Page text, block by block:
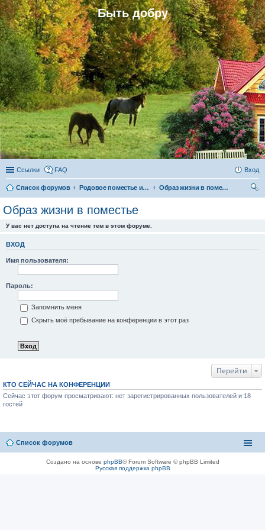
Быть добру
Ссылки FAQ Вход
Список форумов Родовое поместье и родовое поселение
Образ жизни в поместье
Образ жизни в поместье
У вас нет доступа на чтение тем в этом форуме.
ВХОД
Имя пользователя:
Пароль:
Запомнить меня
Скрыть моё пребывание на конференции в этот раз
Перейти
КТО СЕЙЧАС НА КОНФЕРЕНЦИИ
Сейчас этот форум просматривают: нет зарегистрированных пользователей и 18
гостей
Список форумов
Создано на основе phpBB® Forum Software © phpBB Limited
Русская поддержка phpBB